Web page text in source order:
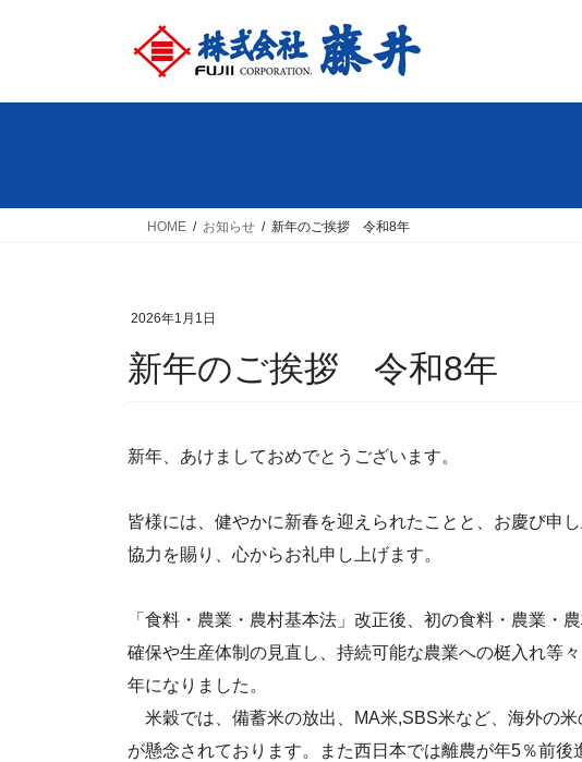
HOME お知らせ 新年のご挨拶 令和8年
2026年1月1日
新年のご挨拶 令和8年
新年、あけましておめでとうございます。
皆様には、健やかに新春を迎えられたことと、お慶び申
協力を賜り、心からお礼申し上げます。
「食料・農業・農村基本法」改正後、初の食料・農業・
確保や生産体制の見直し、持続可能な農業への梃入れ等
年になりました。
米穀では、備蓄米の放出、MA米,SBS米など、海外の
が懸念されております。また西日本では離農が年5％前